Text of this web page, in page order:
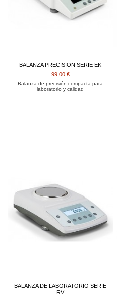
BALANZA PRECISION SERIE EK
99,00 €
Balanza de precisión compacta para
laboratorio y calidad
BALANZA DE LABORATORIO SERIE
RV